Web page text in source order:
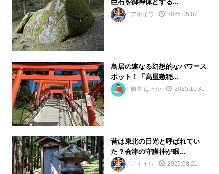
巨石を御神体とする...
アオイワ 2026.05.07
鳥居の連なる幻想的なパワース
ポット！「高屋敷稲...
橋本 はるか 2025.10.31
昔は東北の日光と呼ばれてい
た？会津の守護神が眠...
アオイワ 2025.08.21